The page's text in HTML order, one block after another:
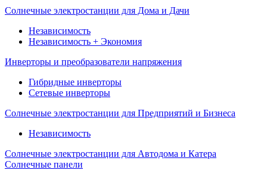
Солнечные электростанции для Дома и Дачи
Независимость
Независимость + Экономия
Инверторы и преобразователи напряжения
Гибридные инверторы
Сетевые инверторы
Солнечные электростанции для Предприятий и Бизнеса
Независимость
Солнечные электростанции для Автодома и Катера
Солнечные панели